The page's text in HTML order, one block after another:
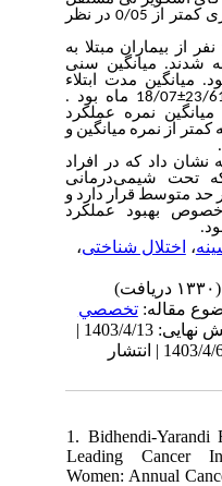
استفاده شد. سطح معنی‌داری کمتر از 0/05 در نظر
مطالعه 101 نفر از بیماران مبتلا به
شدند. میانگین سنی
سال بود. میانگین مدت ابتلاء
شرکت‌کنندگان به بیماری 23/61±18/07 ماه بود .
نمره عملکرد
32 بود که کمتر از نمره میانگین و
داد که در افراد
تحت شیمی‌درمانی
متوسط قرار دارد و
بهبود عملکرد
،اختلال شناختی،
مقاله:تخصصي
دریافت: 1402/12/12 | ویرایش نهایی: 1403/4/13 |
پذیرش: 1403/4/6 | انتشار: 1403/4/6 | انتشار
1. Bidhendi-
Leading Cancer
Women: Annual